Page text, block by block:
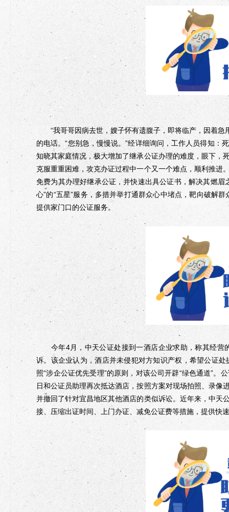
“我哥哥因病去世，嫂子怀有遗腹子，即将临产，因着急
的电话。“您别急，慢慢说。”经详细询问，工作人员得知
知晓其家庭情况，极大增加了继承公证办理的难度，眼下，
克服重重困难，攻克办证过程中一个又一个难点，顺利推进
免费为其办理好继承公证，并快速出具公证书，解决其燃
心”的“五星”服务，多措并举打通群众心中堵点，靶向破解
提供家门口的公证服务。
今年4月，中天公证处接到一酒店企业求助，称其经营
诉。该企业认为，酒店并未侵犯对方知识产权，希望公证
照“涉企公证优先受理”的原则，对该公司开辟“绿色通道”
日和公证员助理再次抵达酒店，按照方案对现场拍照、录像
并撤回了针对宜昌地区其他酒店的类似诉讼。近年来，中天
接、压缩出证时间、上门办证、减免公证费等措施，提供快